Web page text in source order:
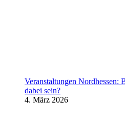
Veranstaltungen Nordhessen:
dabei sein?
4. März 2026